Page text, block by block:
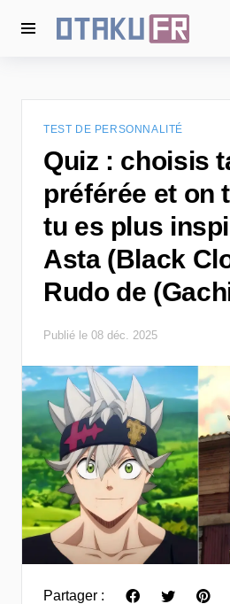
TEST DE PERSONNALITÉ
Quiz : choisis
préférée et on
tu es plus
Asta (Black
Rudo de
Publié le 08 déc. 2025
Partager :